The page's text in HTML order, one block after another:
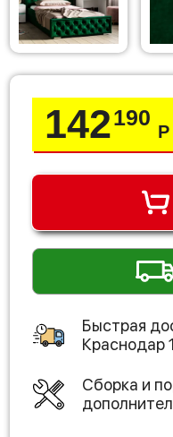
142190
Р
Быстрая
Краснодар
Сборка и